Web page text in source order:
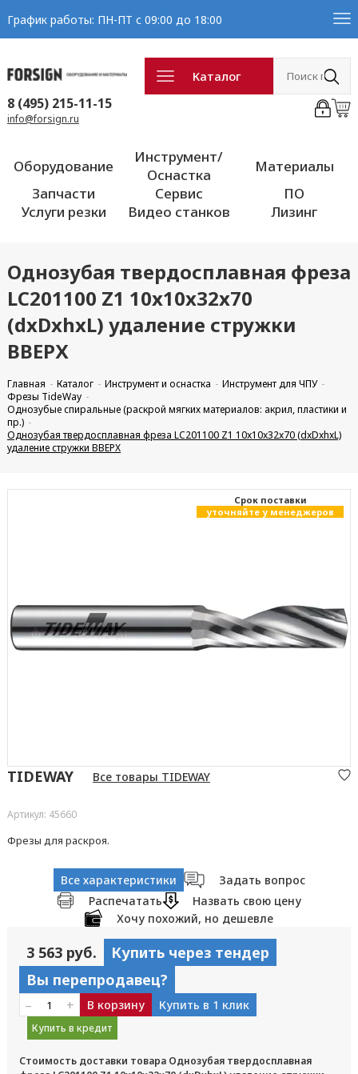
График работы: ПН-ПТ с 09:00 до 18:00
Каталог
8 (495) 215-11-15
info@forsign.ru
Оборудование
Инструмент/
Оснастка
Материалы
Запчасти
Сервис
ПО
Услуги резки
Видео станков Лизинг
Однозубая твердосплавная фреза
LC201100 Z1 10x10x32x70
(dxDxhxL) удаление стружки
ВВЕРХ
Главная Каталог Инструмент и оснастка
Инструмент для ЧПУ
Фрезы TideWay
Однозубые спиральные (раскрой мягких материалов: акрил, пластики и
пр.)
Однозубая твердосплавная фреза LC201100 Z1 10x10x32x70 (dxDxhxL)
удаление стружки ВВЕРХ
Cрок поставки
уточняйте у менеджеров
TIDEWAY Все товары TIDEWAY
Артикул: 45660
Фрезы для раскроя.
Все характеристики
Задать вопрос
Распечатать
Назвать свою цену
Хочу похожий, но дешевле
3 563 руб.
Купить через тендер
Вы перепродавец?
– + В корзину Купить в 1 клик
Купить в кредит
Стоимость доставки товара Однозубая твердосплавная